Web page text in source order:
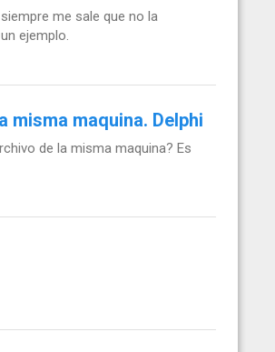
me sale que no la
ejemplo.
maquina. Delphi
de la misma maquina? Es